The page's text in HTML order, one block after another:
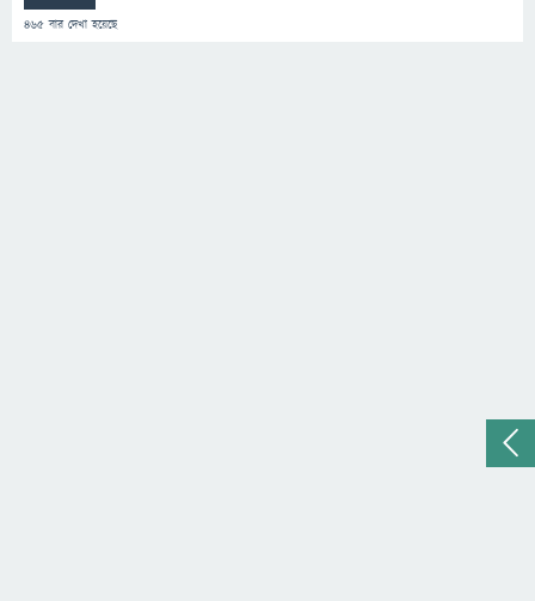
465 বার দেখা হয়েছে